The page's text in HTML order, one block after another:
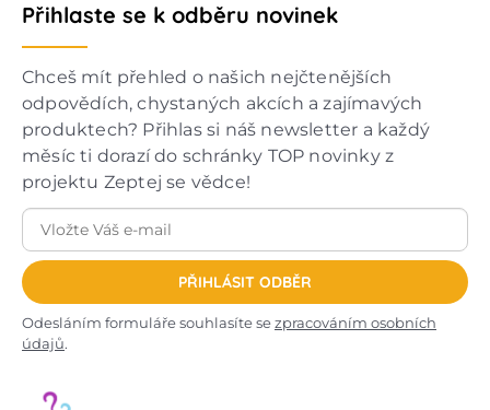
Přihlaste se k odběru novinek
Chceš mít přehled o našich nejčtenějších
odpovědích, chystaných akcích a zajímavých
produktech? Přihlas si náš newsletter a každý
měsíc ti dorazí do schránky TOP novinky z
projektu Zeptej se vědce!
PŘIHLÁSIT ODBĚR
Odesláním formuláře souhlasíte sezpracováním osobních
údajů.